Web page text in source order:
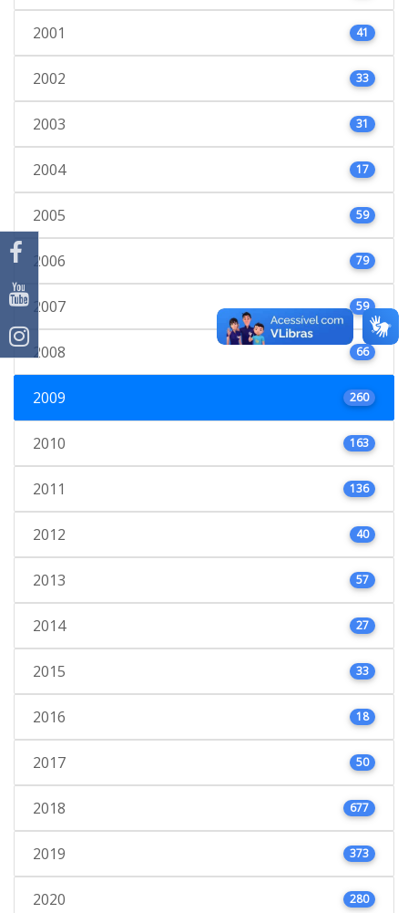
2001 41
2002 33
2003 31
2004 17
2005 59
2006 79
2007 59
2008 66
2009 260
2010 163
2011 136
2012 40
2013 57
2014 27
2015 33
2016 18
2017 50
2018 677
2019 373
2020 280